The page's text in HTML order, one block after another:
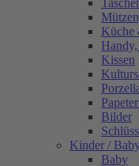
Küche
Kissen
Bilder
Kinder /
Baby